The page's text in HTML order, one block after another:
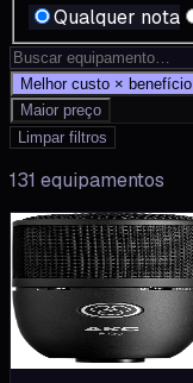
Qualquer nota
Melhor custo × benefício
Maior preço
Limpar filtros
131 equipamentos